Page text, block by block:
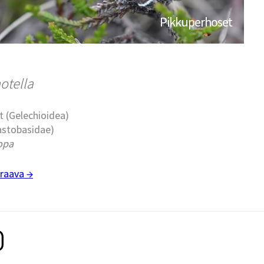
Pikkuperhoset
(Gelechioidea)
→